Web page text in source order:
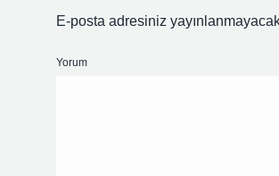
E-posta adresiniz
Yorum